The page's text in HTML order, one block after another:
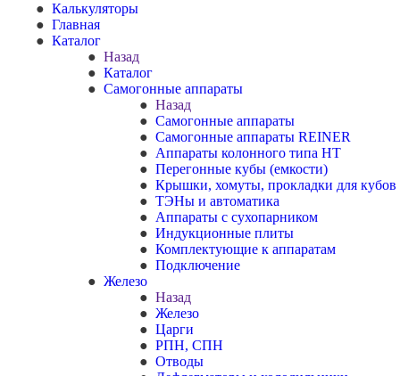
Калькуляторы
Главная
Каталог
Назад
Каталог
Самогонные аппараты
Назад
Самогонные аппараты
Самогонные аппараты REINER
Аппараты колонного типа НТ
Перегонные кубы (емкости)
Крышки, хомуты, прокладки для кубов
ТЭНы и автоматика
Аппараты с сухопарником
Индукционные плиты
Комплектующие к аппаратам
Подключение
Железо
Назад
Железо
Царги
РПН, СПН
Отводы